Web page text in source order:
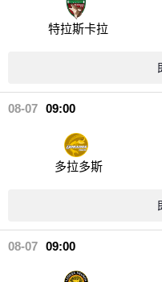
特拉斯卡拉
09:00
08-07
多拉多斯
09:00
08-07